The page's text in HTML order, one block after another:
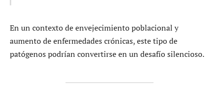
En un contexto de envejecimiento poblacional y
aumento de enfermedades crónicas, este tipo de
patógenos podrían convertirse en un desafío silencioso.